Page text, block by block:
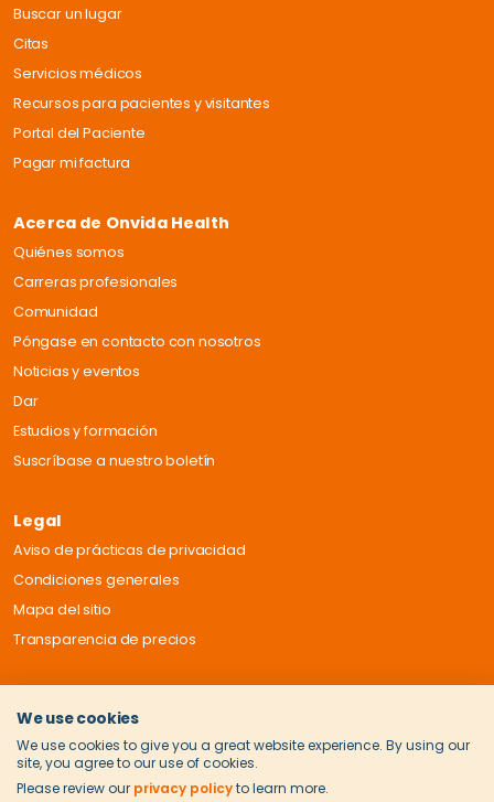
Buscar un lugar
Citas
Servicios médicos
Recursos para pacientes y visitantes
Portal del Paciente
Pagar mi factura
Acerca de Onvida Health
Quiénes somos
Carreras profesionales
Comunidad
Póngase en contacto con nosotros
Noticias y eventos
Dar
Estudios y formación
Suscríbase a nuestro boletín
Legal
Aviso de prácticas de privacidad
Condiciones generales
Mapa del sitio
Transparencia de precios
We use cookies
We use cookies to give you a great website experience. By using our
site, you agree to our use of cookies.
Please review our privacy policyto learn more.